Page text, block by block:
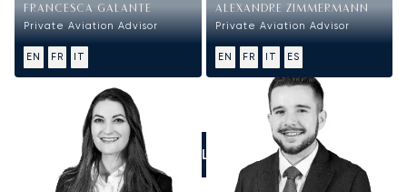
FRANCESCA GALANTE
Private Aviation Advisor
EN FR IT
ALEXANDRE ZIMMERMANN
Private Aviation Advisor
EN FR IT ES
CALL US